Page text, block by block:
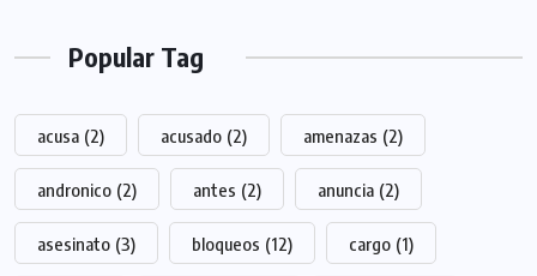
Popular Tag
acusa (2) acusado (2) amenazas (2)
andronico (2) antes (2) anuncia (2)
asesinato (3) bloqueos (12) cargo (1)